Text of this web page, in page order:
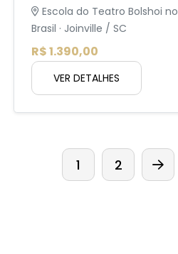
Escola do Teatro Bolshoi no
Brasil · Joinville / SC
R$ 1.390,00
VER DETALHES
1 2